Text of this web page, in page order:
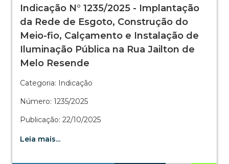
Indicação N° 1235/2025 - Implantação
da Rede de Esgoto, Construção do
Meio-fio, Calçamento e Instalação de
Iluminação Pública na Rua Jailton de
Melo Resende
Categoria: Indicação
Número: 1235/2025
Publicação: 22/10/2025
Leia mais...